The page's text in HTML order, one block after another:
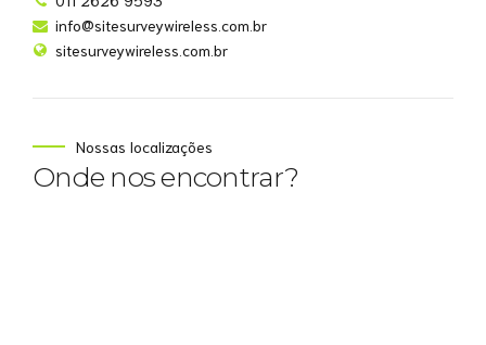
info@sitesurveywireless.com.br
sitesurveywireless.com.br
Nossas localizações
Onde nos encontrar?